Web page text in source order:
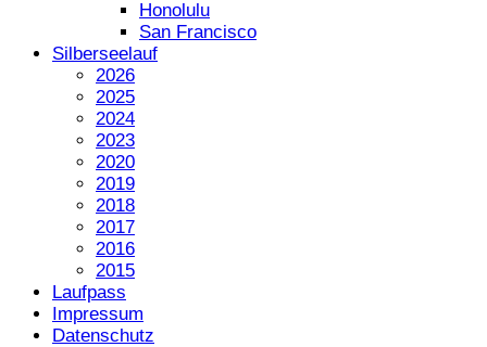
Honolulu
San Francisco
Silberseelauf
2026
2025
2024
2023
2020
2019
2018
2017
2016
2015
Laufpass
Impressum
Datenschutz